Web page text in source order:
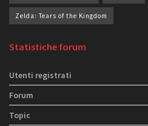
Zelda: Tears of the Kingdom
Statistiche forum
Utenti registrati
Forum
Topic